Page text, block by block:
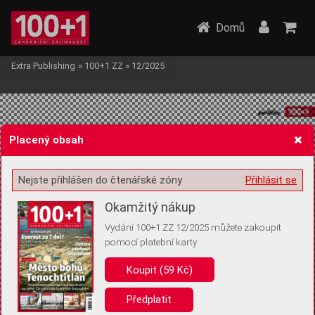
Žádost o souhlas s ukládáním volitelných informací
Pro základní fungování webu nepotřebujeme ukládat žádné informace
(tzv. cookies apod.). Rádi bychom vás ale požádali o souhlas s
uložením volitelných informací:
Anonymní unikátní ID
Domů
Extra Publishing » 100+1 ZZ » 12/2025
Placený obsah
Přihlásit se
Nejste přihlášen do čtenářské zóny
Okamžitý nákup
Vydání 100+1 ZZ 12/2025 můžete zakoupit
pomocí platební karty
Koupit (59 Kč)
Předplatit